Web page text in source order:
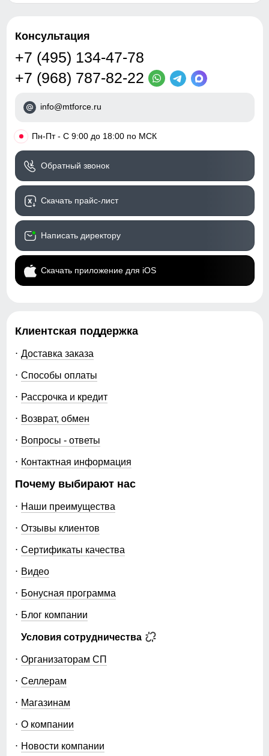
Консультация
+7 (495) 134-47-78
+7 (968) 787-82-22
info@mtforce.ru
• Пн-Пт - С 9:00 до 18:00 по МСК
Обратный звонок
Скачать прайс-лист
Написать директору
Скачать приложение для iOS
Клиентская поддержка
Доставка заказа
Способы оплаты
Рассрочка и кредит
Возврат, обмен
Вопросы - ответы
Контактная информация
Почему выбирают нас
Наши преимущества
Отзывы клиентов
Сертификаты качества
Видео
Бонусная программа
Блог компании
Условия сотрудничества
Организаторам СП
Селлерам
Магазинам
О компании
Новости компании